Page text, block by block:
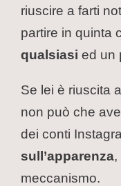
riuscire a farti
partire in quinta
qualsiasi ed un
Se lei è riuscita
non può che
dei conti
sull’apparenza,
meccanismo.